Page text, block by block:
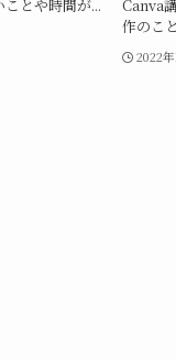
とや時間が...
Canva
作のこ
2022年